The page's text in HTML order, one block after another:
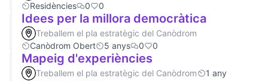
Residències
0 0
Idees per la millora democràtica
Treballem el pla estratègic del Canòdrom
Canòdrom Obert
5 anys 0 0
Mapeig d'experiències
Treballem el pla estratègic del Canòdrom
1 any